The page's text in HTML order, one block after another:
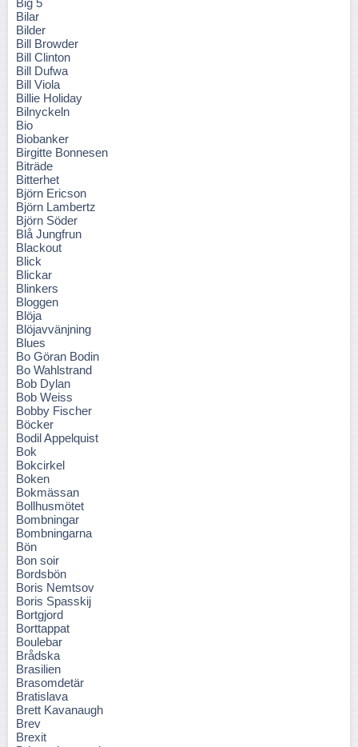
Big 5
Bilar
Bilder
Bill Browder
Bill Clinton
Bill Dufwa
Bill Viola
Billie Holiday
Bilnyckeln
Bio
Biobanker
Birgitte Bonnesen
Biträde
Bitterhet
Björn Ericson
Björn Lambertz
Björn Söder
Blå Jungfrun
Blackout
Blick
Blickar
Blinkers
Bloggen
Blöja
Blöjavvänjning
Blues
Bo Göran Bodin
Bo Wahlstrand
Bob Dylan
Bob Weiss
Bobby Fischer
Böcker
Bodil Appelquist
Bok
Bokcirkel
Boken
Bokmässan
Bollhusmötet
Bombningar
Bombningarna
Bön
Bon soir
Bordsbön
Boris Nemtsov
Boris Spasskij
Bortgjord
Borttappat
Boulebar
Brådska
Brasilien
Brasomdetär
Bratislava
Brett Kavanaugh
Brev
Brexit